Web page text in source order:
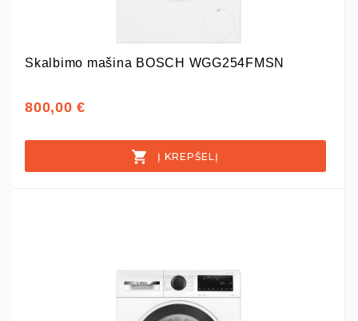
Skalbimo mašina BOSCH WGG254FMSN
800,00 €
Į KREPŠELĮ